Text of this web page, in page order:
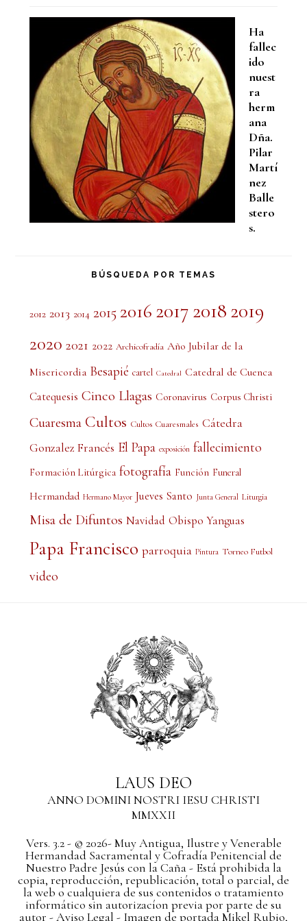
Ha
fallec
ido
nuest
ra
herm
ana
Dña.
Pilar
Martí
nez
Balle
stero
s.
BÚSQUEDA POR TEMAS
2012 2013 2014 2015 2016 2017 2018 2019
2020 2021 2022 Archicofradía Año Jubilar de la
Misericordia Besapié cartel Catedral Catedral de Cuenca
Catequesis Cinco Llagas Coronavirus Corpus Christi
Cuaresma Cultos Cultos Cuaresmales Cátedra
Gonzalez Francés El Papa exposición fallecimiento
Formación Litúrgica fotografía Función Funeral
Hermandad Hermano Mayor Jueves Santo Junta General Liturgia
Misa de Difuntos Navidad Obispo Yanguas
Papa Francisco parroquia Pintura Torneo Futbol
video
LAUS DEO
ANNO DOMINI NOSTRI IESU CHRISTI
MMXXII
Vers. 3.2 - © 2026- Muy Antigua, Ilustre y Venerable
Hermandad Sacramental y Cofradía Penitencial de
Nuestro Padre Jesús con la Caña - Está prohibida la
copia, reproducción, republicación, total o parcial, de
la web o cualquiera de sus contenidos o tratamiento
informático sin autorizacíon previa por parte de su
autor - Aviso Legal - Imagen de portada Mikel Rubio,